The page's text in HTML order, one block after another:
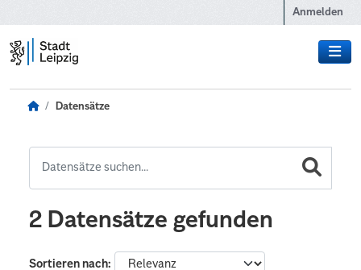
Anmelden
Datensätze
2 Datensätze gefunden
Sortieren nach